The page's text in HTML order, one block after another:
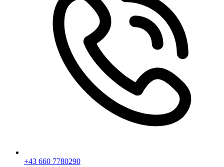
+43 660 7780290